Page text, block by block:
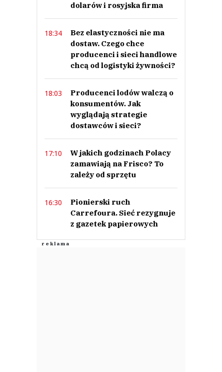
dolarów i rosyjska firma
18:34
Bez elastyczności nie ma
dostaw. Czego chce
producenci i sieci handlowe
chcą od logistyki żywności?
18:03
Producenci lodów walczą o
konsumentów. Jak
wyglądają strategie
dostawców i sieci?
17:10
W jakich godzinach Polacy
zamawiają na Frisco? To
zależy od sprzętu
16:30
Pionierski ruch
Carrefoura. Sieć rezygnuje
z gazetek papierowych